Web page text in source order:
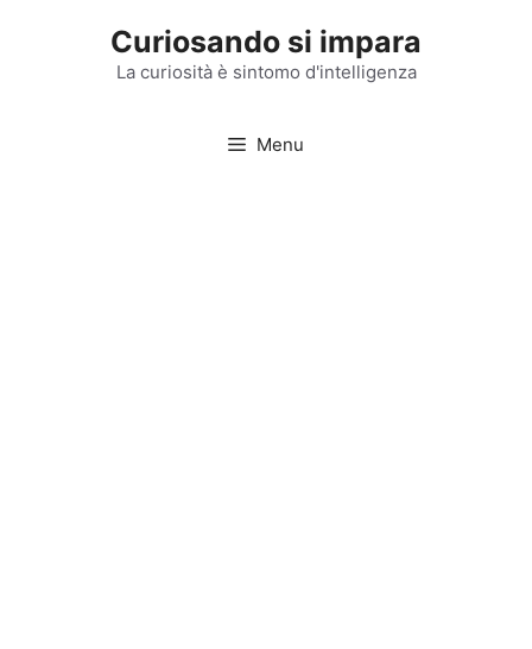
Curiosando si impara
La curiosità è sintomo d'intelligenza
Menu